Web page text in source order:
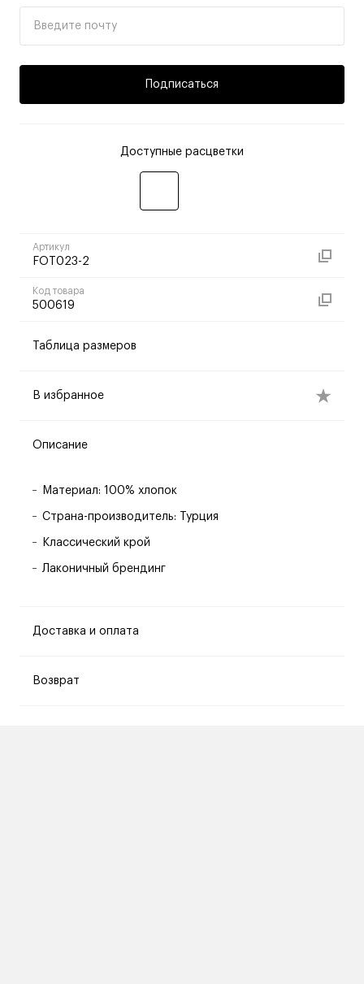
Подписаться
Доступные расцветки
Артикул
FOT023-2
Код товара
500619
Таблица размеров
В избранное
Описание
Материал: 100% хлопок
Страна-производитель: Турция
Классический крой
Лаконичный брендинг
Доставка и оплата
Возврат